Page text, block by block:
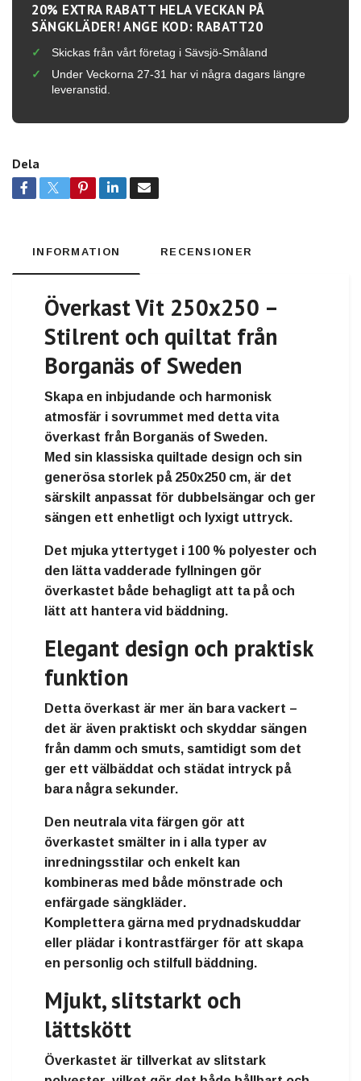
20% EXTRA RABATT HELA VECKAN PÅ
SÄNGKLÄDER! ANGE KOD: RABATT20
Skickas från vårt företag i Sävsjö-Småland
Under Veckorna 27-31 har vi några dagars längre
leveranstid.
Dela
INFORMATION RECENSIONER
Överkast Vit 250x250 –
Stilrent och quiltat från
Borganäs of Sweden
Skapa en inbjudande och harmonisk
atmosfär i sovrummet med detta vita
överkast från Borganäs of Sweden.
Med sin klassiska quiltade design och sin
generösa storlek på 250x250 cm, är det
särskilt anpassat för dubbelsängar och ger
sängen ett enhetligt och lyxigt uttryck.
Det mjuka yttertyget i 100 % polyester och
den lätta vadderade fyllningen gör
överkastet både behagligt att ta på och
lätt att hantera vid bäddning.
Elegant design och praktisk
funktion
Detta överkast är mer än bara vackert –
det är även praktiskt och skyddar sängen
från damm och smuts, samtidigt som det
ger ett välbäddat och städat intryck på
bara några sekunder.
Den neutrala vita färgen gör att
överkastet smälter in i alla typer av
inredningsstilar och enkelt kan
kombineras med både mönstrade och
enfärgade sängkläder.
Komplettera gärna med prydnadskuddar
eller plädar i kontrastfärger för att skapa
en personlig och stilfull bäddning.
Mjukt, slitstarkt och
lättskött
Överkastet är tillverkat av slitstark